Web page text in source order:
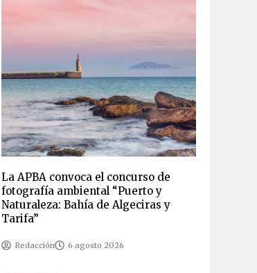
La APBA convoca el concurso de
fotografía ambiental “Puerto y
Naturaleza: Bahía de Algeciras y
Tarifa”
Redacción 6 agosto 2026